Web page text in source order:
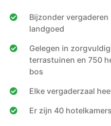
Bijzonder vergaderen
landgoed
Gelegen in
terrastuinen en 750
bos
Elke vergaderzaal
Er zijn 40